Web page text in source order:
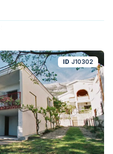
ID J10302